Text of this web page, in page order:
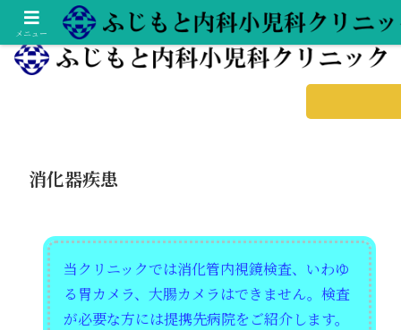
土日診療の総合内科専門医・小児科専門医
消化器疾患
当クリニックでは消化管内視鏡検査、いわゆ
る胃カメラ、大腸カメラはできません。検査
が必要な方には提携先病院をご紹介します。
メニュー